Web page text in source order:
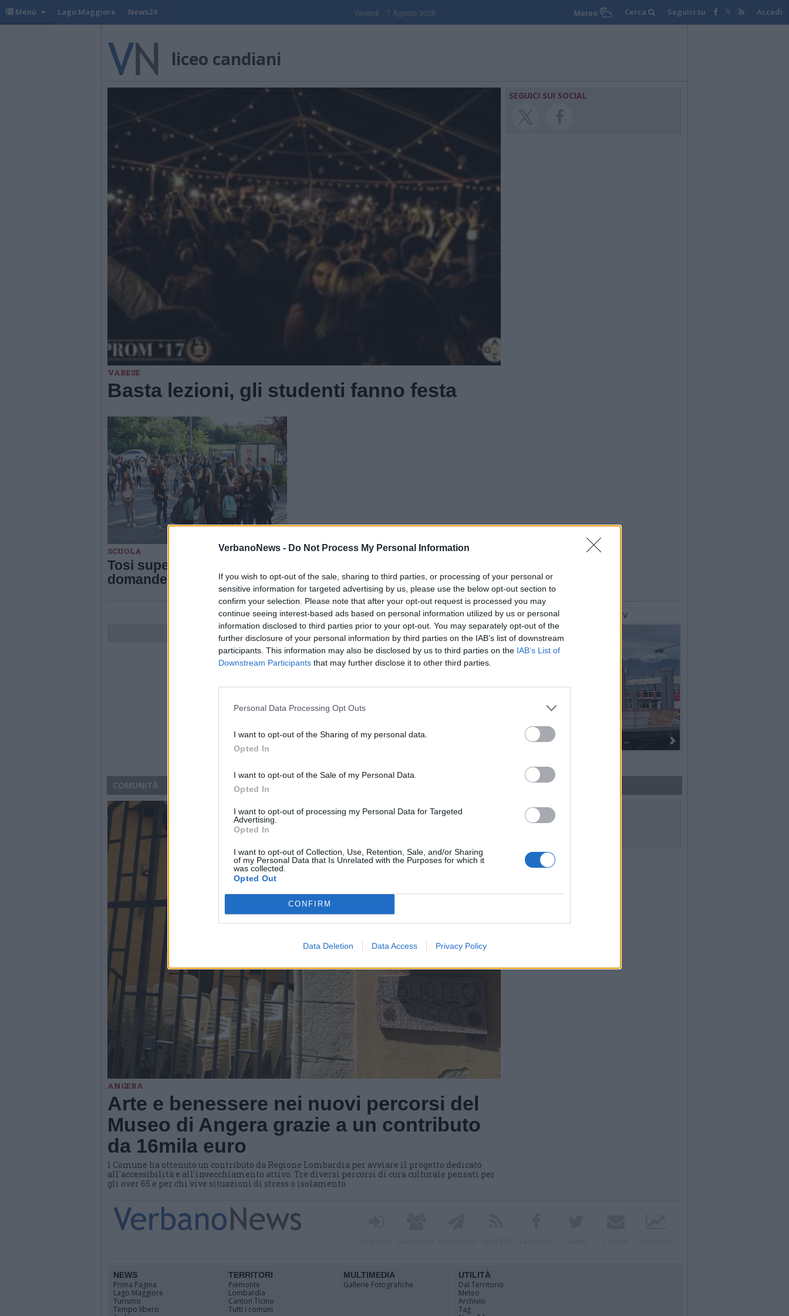
VerbanoNews - Do Not Process My Personal Information
If you wish to opt-out of the sale, sharing to third parties, or processing of your personal or
sensitive information for targeted advertising by us, please use the below opt-out section to
confirm your selection. Please note that after your opt-out request is processed you may
continue seeing interest-based ads based on personal information utilized by us or personal
information disclosed to third parties prior to your opt-out. You may separately opt-out of the
further disclosure of your personal information by third parties on the IAB’s list of downstream
participants. This information may also be disclosed by us to third parties on the IAB’s List of
Downstream Participants that may further disclose it to other third parties.
Personal Data Processing Opt Outs
I want to opt-out of the Sharing of my personal data.
Opted In
I want to opt-out of the Sale of my Personal Data.
Opted In
I want to opt-out of processing my Personal Data for Targeted
Advertising.
Opted In
I want to opt-out of Collection, Use, Retention, Sale, and/or Sharing
of my Personal Data that Is Unrelated with the Purposes for which it
was collected.
Opted Out
CONFIRM
Data Deletion Data Access Privacy Policy
Menù Lago Maggiore News24 Venerdi , 7 Agosto 2026 Meteo Cerca Seguici su Accedi
liceo candiani
VARESE
Basta lezioni, gli studenti fanno festa
SEGUICI SUI SOCIAL
SCUOLA
Tosi superstar: oltre 570
domande di iscrizione
Guarda l'archivio
Gallerie Fotografiche WebTV
I 100 anni del Corpo Musicale di
COMUNITÀ
ANGERA
Arte e benessere nei nuovi percorsi del
Museo di Angera grazie a un contributo
da 16mila euro
l Comune ha ottenuto un contributo da Regione Lombardia per avviare il progetto dedicato
all'accessibilità e all'invecchiamento attivo. Tre diversi percorsi di cura culturale pensati per
gli over 65 e per chi vive situazioni di stress o isolamento
SEGUICI SUI SOCIAL
NEWS
Prima Pagina
Lago Maggiore
Turismo
Tempo libero
TERRITORI
Piemonte
Lombardia
Canton Ticino
Tutti i comuni
MULTIMEDIA
Gallerie Fotografiche
UTILITÀ
Dal Territorio
Meteo
Archivio
Tag